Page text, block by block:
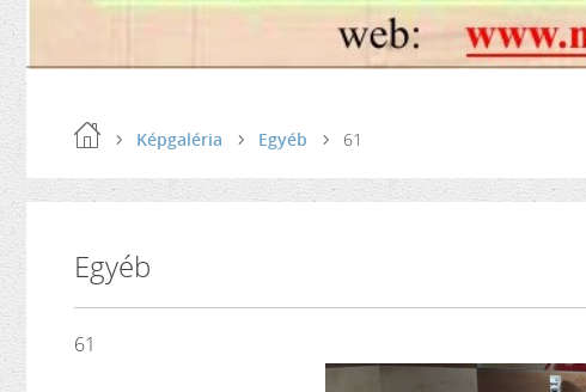
Képgaléria Egyéb 61
Egyéb
61